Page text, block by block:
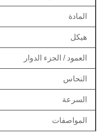
المادة
هيكل
العمود / الجزء الدوار
النحاس
السرعة
المواصفات